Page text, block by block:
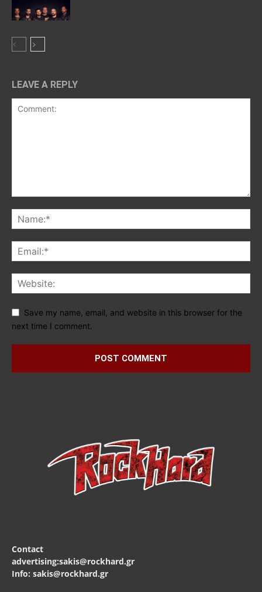
LEAVE A REPLY
Save my name, email, and website in this browser for the
next time I comment.
Contact
advertising:sakis@rockhard.gr
Info: sakis@rockhard.gr